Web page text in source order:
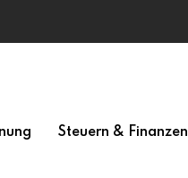
Steuern & Finanzen